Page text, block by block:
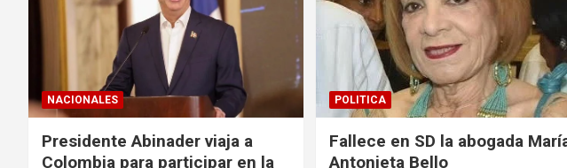
NACIONALES
Presidente Abinader viaja a
Colombia para participar en la
POLITICA
Fallece en SD la abogada
Antonieta Bello